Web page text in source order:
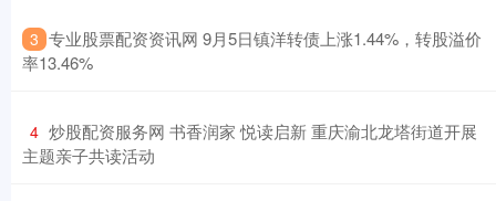
3 ​专业股票配资资讯网 9月5日镇洋转债上涨1.44%，转股溢价
率13.46%
4 ​炒股配资服务网 书香润家 悦读启新 重庆渝北龙塔街道开展
主题亲子共读活动